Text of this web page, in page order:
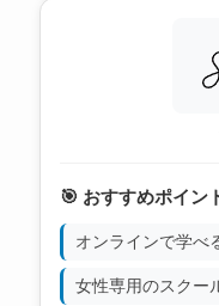
🎯 おすすめポイン
オンラインで学べ
女性専用のスクー